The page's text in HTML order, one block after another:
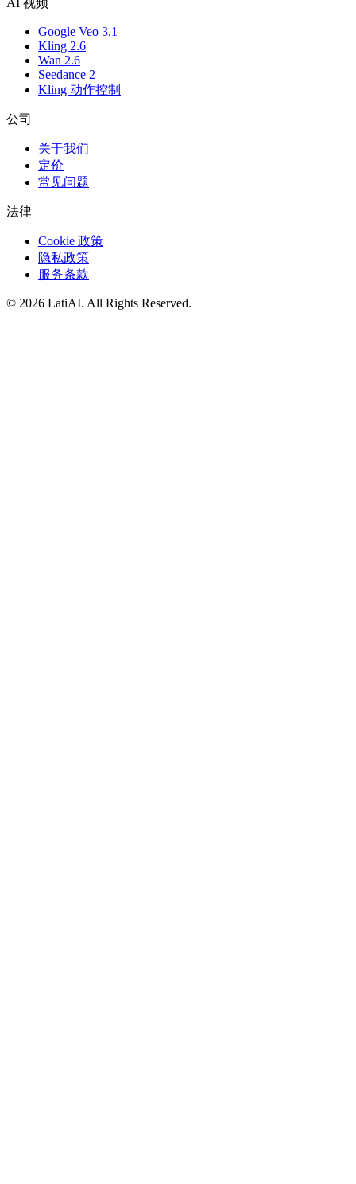
AI 视频
Google Veo 3.1
Kling 2.6
Wan 2.6
Seedance 2
Kling 动作控制
公司
关于我们
定价
常见问题
法律
Cookie 政策
隐私政策
服务条款
© 2026 LatiAI. All Rights Reserved.